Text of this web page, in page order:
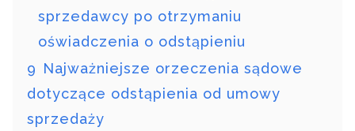
sprzedawcy po otrzymaniu
oświadczenia o odstąpieniu
9 Najważniejsze orzeczenia sądowe
dotyczące odstąpienia od umowy
sprzedaży